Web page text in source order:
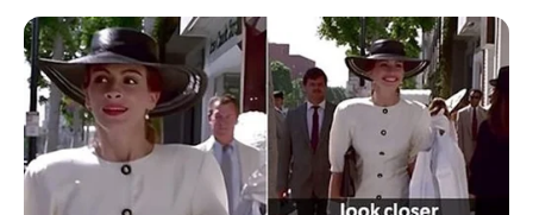
Tenemos todas las noticias que le
interesan. Para estar bien informado, por
favor, active las notificaciones de Alerta.
ACTIVAR AHORA